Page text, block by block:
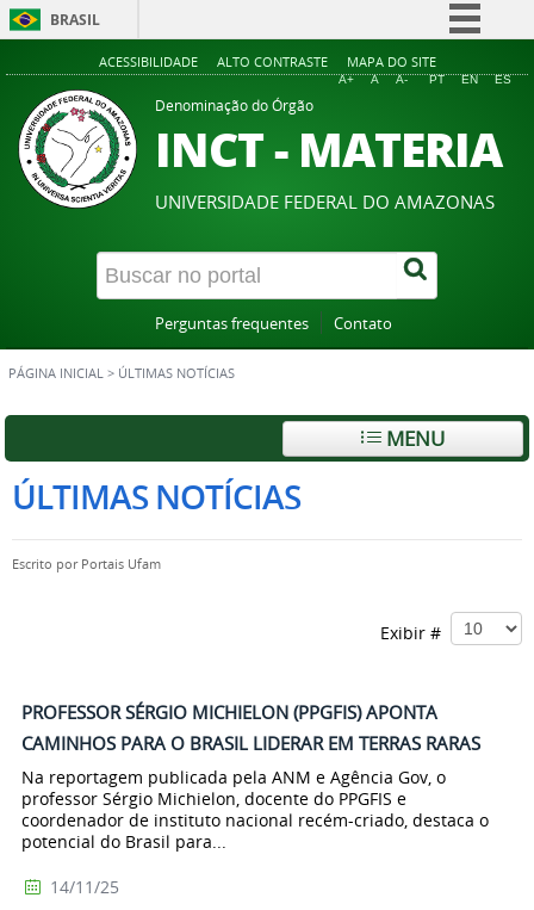
BRASIL
Simplifique!
Participe
Acesso à informação
Legislação
Canais
ACESSIBILIDADE ALTO CONTRASTE MAPA DO SITE
A+ A A- PT EN ES
Denominação do Órgão
INCT - MATERIA
UNIVERSIDADE FEDERAL DO AMAZONAS
Perguntas frequentes Contato
PÁGINA INICIAL > ÚLTIMAS NOTÍCIAS
MENU
ÚLTIMAS NOTÍCIAS
Escrito por Portais Ufam
Exibir #
PROFESSOR SÉRGIO MICHIELON (PPGFIS) APONTA
CAMINHOS PARA O BRASIL LIDERAR EM TERRAS RARAS
Na reportagem publicada pela ANM e Agência Gov, o
professor Sérgio Michielon, docente do PPGFIS e
coordenador de instituto nacional recém-criado, destaca o
potencial do Brasil para...
14/11/25